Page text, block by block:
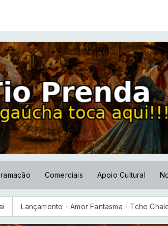
Comerciais Apoio Cultural
- Amor Fantasma - Tche Chaleira